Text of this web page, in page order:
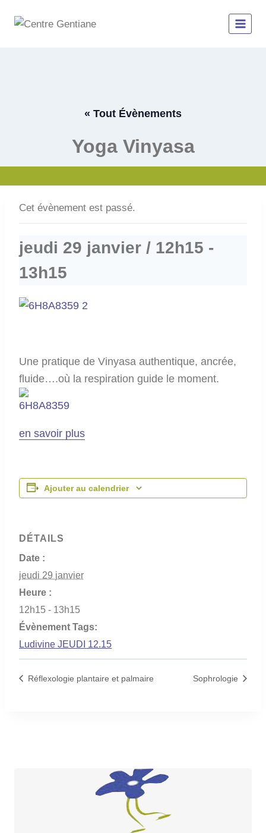
« Tout Évènements
Yoga Vinyasa
Cet évènement est passé.
jeudi 29 janvier / 12h15 -
13h15
Une pratique de Vinyasa authentique, ancrée,
fluide….où la respiration guide le moment.
en savoir plus
Ajouter au calendrier
DÉTAILS
Date :
jeudi 29 janvier
Heure :
12h15 - 13h15
Évènement Tags:
Ludivine JEUDI 12.15
Réflexologie plantaire et palmaire Sophrologie